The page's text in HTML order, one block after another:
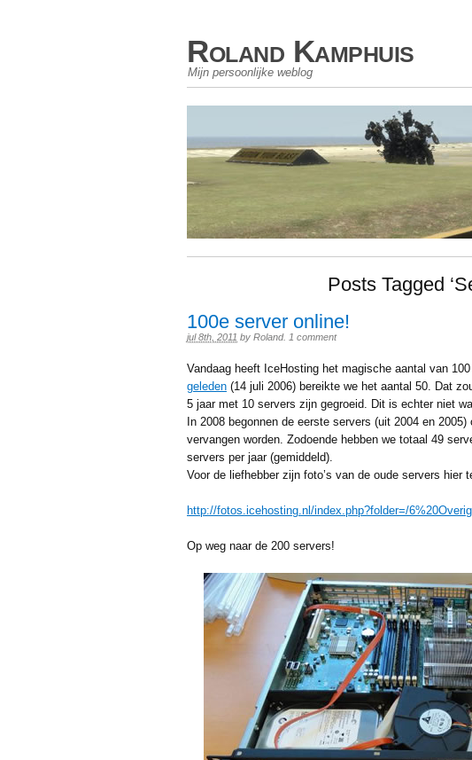
Roland Kamphuis
Mijn persoonlijke weblog
Posts Tagged
100e server online!
jul 8th, 2011 by Roland. 1 comment
Vandaag heeft IceHosting het magische aantal van
geleden (14 juli 2006) bereikte we het aantal 50. Dat
5 jaar met 10 servers zijn gegroeid. Dit is echter niet
In 2008 begonnen de eerste servers (uit 2004 en
vervangen worden. Zodoende hebben we totaal 49
servers per jaar (gemiddeld).
Voor de liefhebber zijn foto’s van de oude servers hier
http://fotos.icehosting.nl/index.php?folder=/
Op weg naar de 200 servers!